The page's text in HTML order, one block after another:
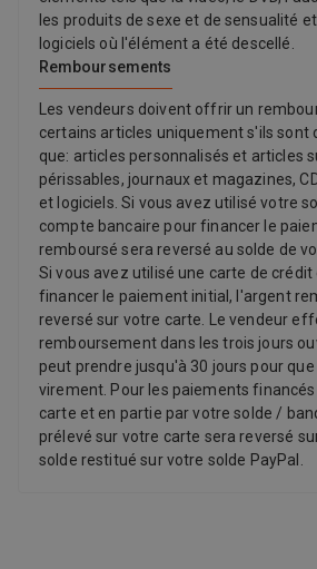
les produits de sexe et de sensualité
logiciels où l'élément a été descellé.
Remboursements
Les vendeurs doivent offrir un
certains articles uniquement s'ils sont
que: articles personnalisés et articles
périssables, journaux et magazines,
et logiciels. Si vous avez utilisé votre
compte bancaire pour financer le
remboursé sera reversé au solde de
Si vous avez utilisé une carte de
financer le paiement initial, l'argent
reversé sur votre carte. Le vendeur
remboursement dans les trois jours
peut prendre jusqu'à 30 jours pour
virement. Pour les paiements
carte et en partie par votre solde /
prélevé sur votre carte sera reversé
solde restitué sur votre solde PayPal.